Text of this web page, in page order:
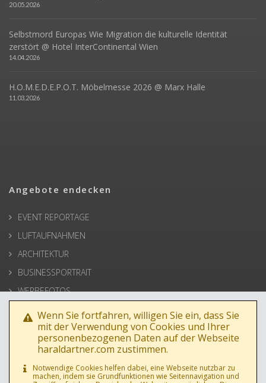
20.05.2026
Selbstmord Europas Wie Migration die kulturelle Identität
zerstört @ Hotel InterContinental Wien
14.04.2026
H.O.M.E.D.E.P.O.T. Möbelmesse 2026 @ Marx Halle
11.03.2026
Angebote endecken
EVENT REPORTAGE
LUFTAUFNAHMEN
ARCHITEKTUR
BUSINESSPORTRAIT
WERBEFOTOS
HOCHZEIT
PRESSE
Wenn Sie fortfahren, willigen Sie ein, dass Sie
mit der Verwendung von Cookies und Ihrer
personenbezogenen Daten auf der Webseite
haraldartner.com zustimmen.
Notwendige Cookies helfen dabei, eine Webseite nutzbar zu
machen, indem sie Grundfunktionen wie Seitennavigation und